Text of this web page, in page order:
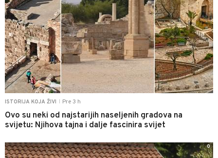
ISTORIJA KOJA ŽIVI Pre 3 h
Ovo su neki od najstarijih naseljenih gradova na
svijetu: Njihova tajna i dalje fascinira svijet
0